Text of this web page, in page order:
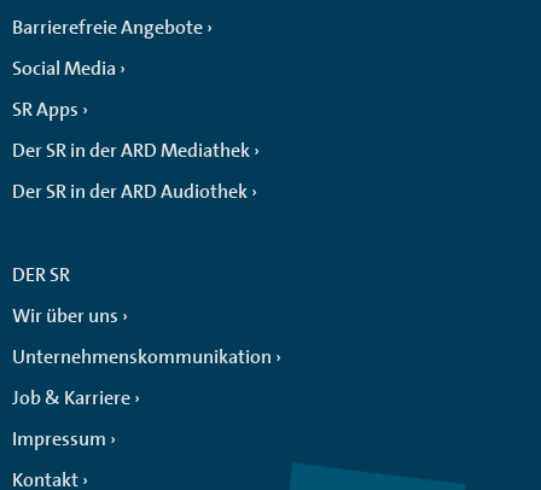
Barrierefreie Angebote
Social Media
SR Apps
Der SR in der ARD Mediathek
Der SR in der ARD Audiothek
DER SR
Wir über uns
Unternehmenskommunikation
Job & Karriere
Impressum
Kontakt